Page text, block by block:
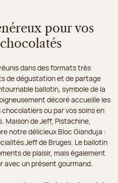
pour vos
dans des formats très
de dégustation et de partage
ballotin, symbole de la
décoré accueille les
ou par vos soins en
Maison de Jeff, Pistachine,
notre délicieux Bloc Gianduja :
Jeff de Bruges. Le ballotin
de plaisir, mais également
avec un présent gourmand.